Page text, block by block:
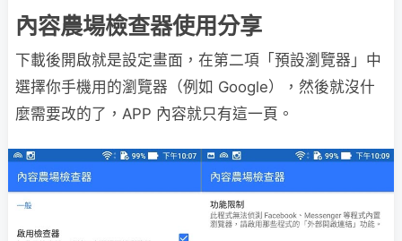
內容農場檢查器使用分享
下載後開啟就是設定畫面，在第二項「預設瀏覽器」中
選擇你手機用的瀏覽器（例如 Google），然後就沒什
麼需要改的了，APP 內容就只有這一頁。